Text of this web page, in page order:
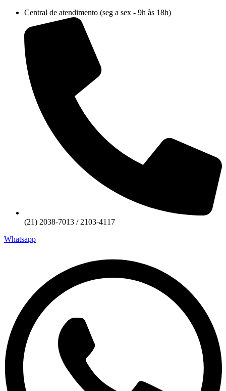
conteúdo
Central de atendimento (seg a sex - 9h às 18h)
(21) 2038-7013 / 2103-4117
Whatsapp